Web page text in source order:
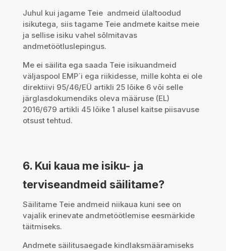
Juhul kui jagame Teie andmeid ülaltoodud
isikutega, siis tagame Teie andmete kaitse meie
ja sellise isiku vahel sõlmitavas
andmetöötluslepingus.
Me ei säilita ega saada Teie isikuandmeid
väljaspool EMP´i ega riikidesse, mille kohta ei ole
direktiivi 95/46/EÜ artikli 25 lõike 6 või selle
järglasdokumendiks oleva määruse (EL)
2016/679 artikli 45 lõike 1 alusel kaitse piisavuse
otsust tehtud.
6. Kui kaua me isiku- ja
terviseandmeid säilitame?
Säilitame Teie andmeid niikaua kuni see on
vajalik erinevate andmetöötlemise eesmärkide
täitmiseks.
Andmete säilitusaegade kindlaksmääramiseks